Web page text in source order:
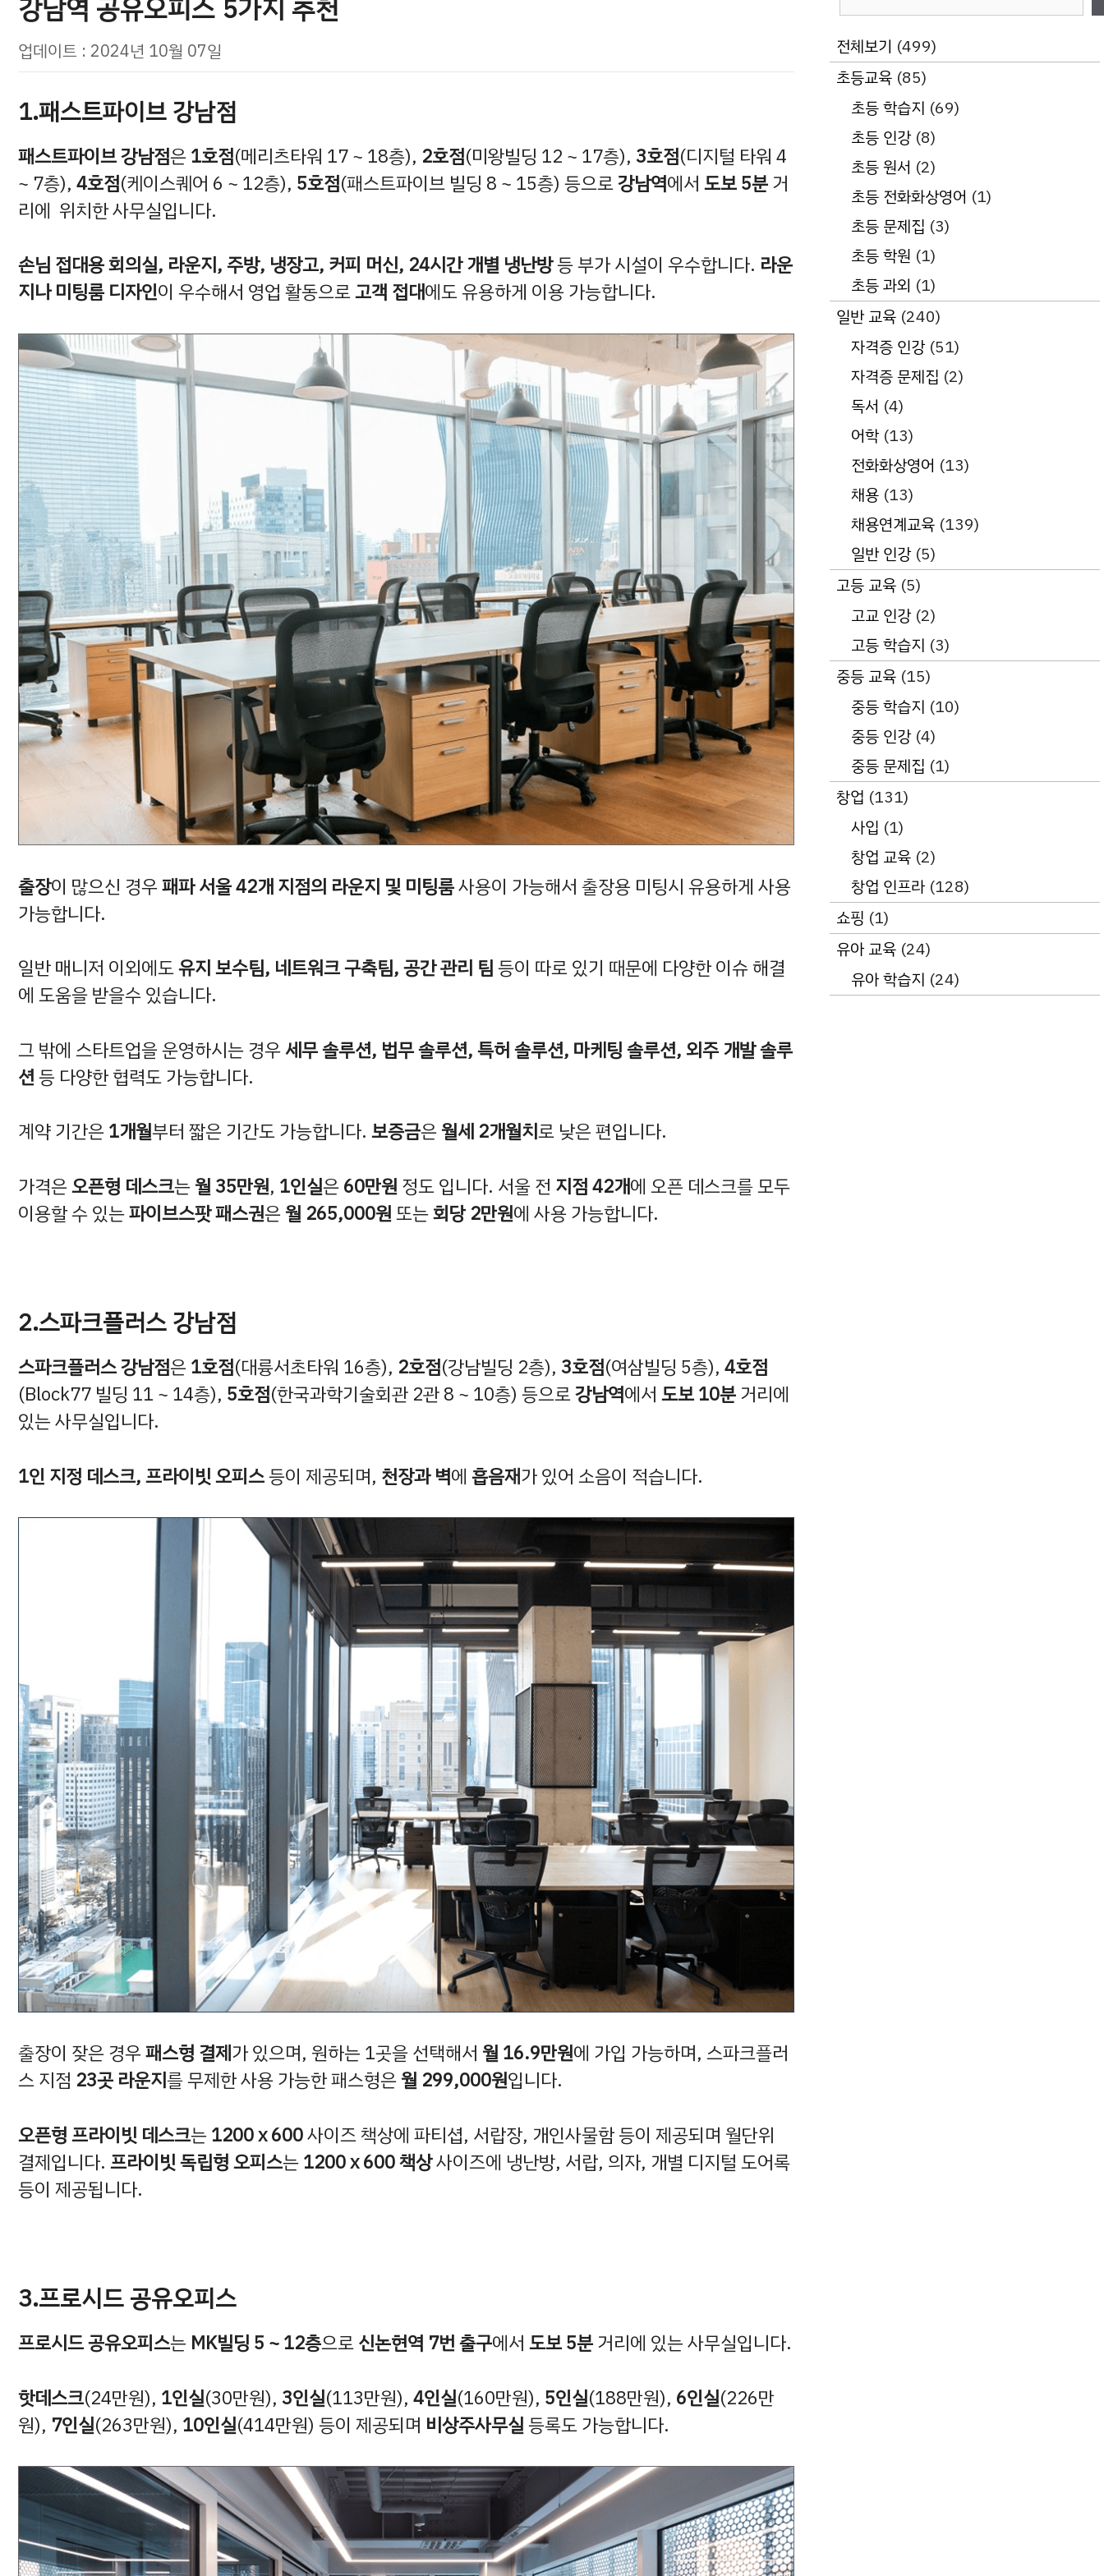
강남역 공유오피스 5가지 추천
업데이트 : 2024년 10월 07일
1.패스트파이브 강남점
패스트파이브 강남점은1호점(메리츠타워 17 ~ 18층), 2호점(미왕빌딩 12 ~ 17층), 3호점(디지털 타워 4
~ 7층), 4호점(케이스퀘어 6 ~ 12층), 5호점(패스트파이브 빌딩 8 ~ 15층) 등으로강남역에서 도보 5분 거
리에 위치한 사무실입니다.
손님 접대용 회의실, 라운지, 주방, 냉장고, 커피 머신, 24시간 개별 냉난방등 부가 시설이 우수합니다. 라운
지나 미팅룸 디자인이 우수해서 영업 활동으로고객 접대에도 유용하게 이용 가능합니다.
출장이 많으신 경우패파 서울 42개 지점의 라운지 및 미팅룸사용이 가능해서 출장용 미팅시 유용하게 사용
가능합니다.
일반 매니저 이외에도유지 보수팀, 네트워크 구축팀, 공간 관리 팀등이 따로 있기 때문에 다양한 이슈 해결
에 도움을 받을수 있습니다.
그 밖에 스타트업을 운영하시는 경우세무 솔루션, 법무 솔루션, 특허 솔루션, 마케팅 솔루션, 외주 개발 솔루
션등 다양한 협력도 가능합니다.
계약 기간은1개월부터 짧은 기간도 가능합니다. 보증금은월세 2개월치로 낮은 편입니다.
가격은오픈형 데스크는월 35만원, 1인실은60만원정도 입니다. 서울 전 지점 42개에 오픈 데스크를 모두
이용할 수 있는파이브스팟 패스권은월 265,000원또는회당 2만원에 사용 가능합니다.
2.스파크플러스 강남점
스파크플러스 강남점은1호점(대륭서초타워 16층), 2호점(강남빌딩 2층), 3호점(여삼빌딩 5층), 4호점
(Block77 빌딩 11 ~ 14층), 5호점(한국과학기술회관 2관 8 ~ 10층) 등으로강남역에서 도보 10분 거리에
있는 사무실입니다.
1인 지정 데스크, 프라이빗 오피스등이 제공되며, 천장과 벽에 흡음재가 있어 소음이 적습니다.
출장이 잦은 경우패스형 결제가 있으며, 원하는 1곳을 선택해서 월 16.9만원에 가입 가능하며, 스파크플러
스 지점 23곳 라운지를 무제한 사용 가능한 패스형은월 299,000원입니다.
오픈형 프라이빗 데스크는1200 x 600사이즈 책상에 파티셥, 서랍장, 개인사물함 등이 제공되며 월단위
결제입니다. 프라이빗 독립형 오피스는1200 x 600 책상사이즈에 냉난방, 서랍, 의자, 개별 디지털 도어록
등이 제공됩니다.
3.프로시드 공유오피스
프로시드 공유오피스는 MK빌딩 5 ~ 12층으로신논현역 7번 출구에서 도보 5분 거리에 있는 사무실입니다.
핫데스크(24만원), 1인실(30만원), 3인실(113만원), 4인실(160만원), 5인실(188만원), 6인실(226만
원), 7인실(263만원), 10인실(414만원) 등이 제공되며 비상주사무실등록도 가능합니다.
전체보기 (499)
초등교육 (85)
초등 학습지 (69)
초등 인강(8)
초등 원서 (2)
초등 전화화상영어 (1)
초등 문제집 (3)
초등 학원 (1)
초등 과외 (1)
일반 교육 (240)
자격증 인강(51)
자격증 문제집 (2)
독서 (4)
어학 (13)
전화화상영어 (13)
채용 (13)
채용연계교육 (139)
일반 인강(5)
고등 교육 (5)
고교 인강(2)
고등 학습지 (3)
중등 교육 (15)
중등 학습지 (10)
중등 인강(4)
중등 문제집 (1)
창업 (131)
사입 (1)
창업 교육 (2)
창업 인프라 (128)
쇼핑 (1)
유아 교육 (24)
유아 학습지 (24)